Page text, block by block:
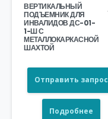
ВЕРТИКАЛЬНЫЙ
ПОДЪЕМНИК ДЛЯ
ИНВАЛИДОВ ДС-01-
1-Ш С
МЕТАЛЛОКАРКАСНОЙ
ШАХТОЙ
Отправить запрос
Подробнее